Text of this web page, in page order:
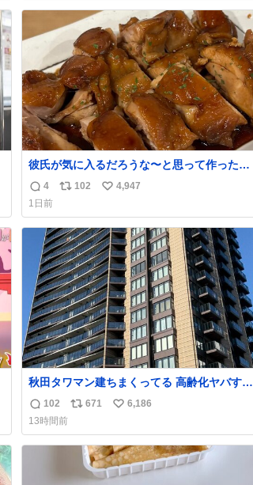
数
ス
ト
数
ね
数
彼氏が気に入るだろうな〜と思って作ったら
想像の何倍も美味しい美味しい言ってくれて
嬉しい
返
信
数
4
リ
ス
ト
数
102
い
ね
数
4,947
1日前
秋田タワマン建ちまくってる 高齢化ヤバすぎ
て駅前にコンパクトシティつくって高齢者を
住ませる考えらしい 病院も全部駅前にある
返
信
数
102
リ
ス
数
671
い
ね
数
6,186
13時間前